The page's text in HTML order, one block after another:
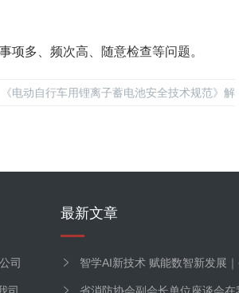
项多、频次高、随意检查等问题。
《电动自行车用锂离子蓄电池安全技术规范》解
司
最新文章
智学AI新技术 赋能数智新发展